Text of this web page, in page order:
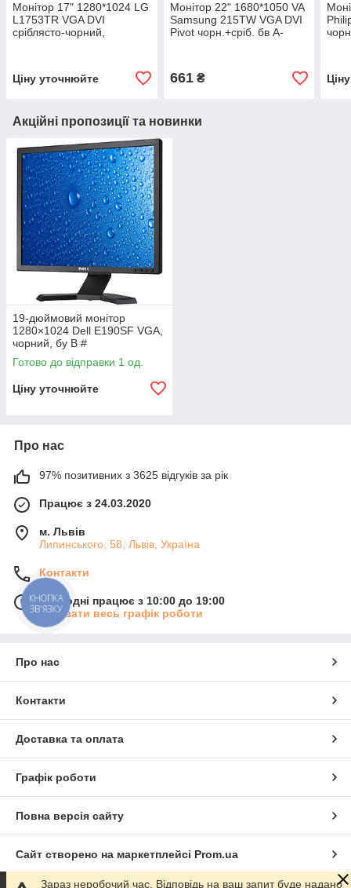
Монітор 17" 1280*1024 LG
L1753TR VGA DVI
сріблясто-чорний,
Ціну уточнюйте
Монітор 22" 1680*1050 VA
Samsung 215TW VGA DVI
Pivot чорн.+сріб. бв A-
661₴
Акційні пропозиції та новинки
19-дюймовий монітор
1280×1024 Dell E190SF VGA,
чорний, бу B #
Готово до відправки 1 од.
Ціну уточнюйте
Про нас
97% позитивних з 3625 відгуків за рік
Працює з 24.03.2020
м. Львів
Липинського, 58, Львів, Україна
Контакти
Сьогодні працює з 10:00 до 19:00
Показати весь графік роботи
Про нас
Контакти
Доставка та оплата
Графік роботи
Повна версія сайту
Сайт створено на маркетплейсі Prom.ua
Зараз неробочий час. Відповідь на ваш запит буде надано
КНОПКА
ЗВ'ЯЗКУ